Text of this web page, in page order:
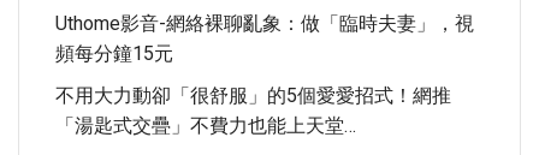
Uthome影音-網絡裸聊亂象：做「臨時夫妻」，視
頻每分鐘15元
不用大力動卻「很舒服」的5個愛愛招式！網推
「湯匙式交疊」不費力也能上天堂…